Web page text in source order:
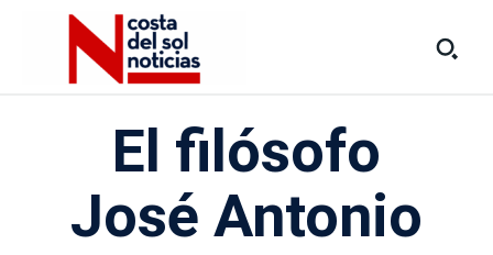
El filósofo
José Antonio